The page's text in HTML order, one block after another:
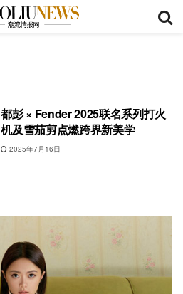
都彭 × Fender 2025联名系列打火
机及雪茄剪点燃跨界新美学
2025年7月16日